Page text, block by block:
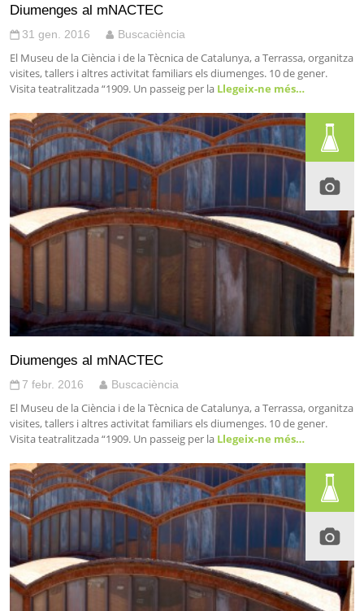
Diumenges al mNACTEC
31 gen. 2016 Buscaciència
El Museu de la Ciència i de la Tècnica de Catalunya, a Terrassa, organitza
visites, tallers i altres activitat familiars els diumenges. 10 de gener.
Visita teatralitzada “1909. Un passeig per la Llegeix-ne més…
Diumenges al mNACTEC
7 febr. 2016 Buscaciència
El Museu de la Ciència i de la Tècnica de Catalunya, a Terrassa, organitza
visites, tallers i altres activitat familiars els diumenges. 10 de gener.
Visita teatralitzada “1909. Un passeig per la Llegeix-ne més…